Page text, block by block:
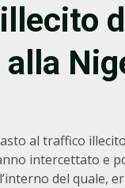
alla
al traffico
intercettato e
del quale,